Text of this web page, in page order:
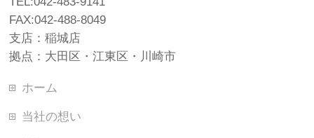
FAX:042-488-8049
支店：稲城店
拠点：大田区・江東区・川崎市
ホーム
当社の想い